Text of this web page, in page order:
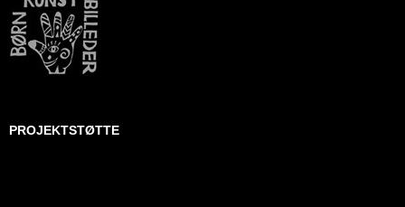
PROJEKTSTØTTE